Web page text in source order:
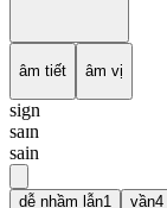
âm tiết âm vị
sign
saɪn
sain
dễ nhầm lẫn1 vần4